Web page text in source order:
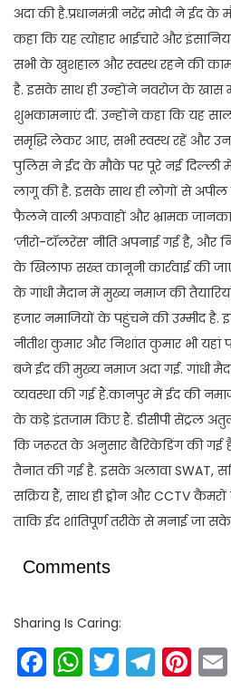
अदा की है.प्रधानमंत्री नरेंद्र मोदी ने
कहा कि यह त्योहार भाईचारे और
सभी के खुशहाल और स्वस्थ रहने की
है. इसके साथ ही उन्होंने नवरोज के खास
शुभकामनाएं दीं. उन्होंने कहा कि यह
समृद्धि लेकर आए, सभी स्वस्थ रहें और
पुलिस ने ईद के मौके पर पूरे नई दिल्ली
लागू की है. इसके साथ ही लोगों से अपील
फैलने वाली अफवाहों और भ्रामक
‘ज़ीरो-टॉलरेंस’ नीति अपनाई गई है,
के खिलाफ सख्त कानूनी कार्रवाई की
के गांधी मैदान में मुख्य नमाज की
हजार नमाजियों के पहुंचने की उम्मीद है.
नीतीश कुमार और निशांत कुमार भी यहां
बजे ईद की मुख्य नमाज अदा गई. गांधी
व्यवस्था की गई हैं.कानपुर में ईद की
के कड़े इंतजाम किए हैं. डीसीपी सेंट्रल
कि जरूरत के अनुसार बैरिकेडिंग की गई
तैनात की गई है. इसके अलावा SWAT,
सक्रिय हैं, साथ ही ड्रोन और CCTV कैमरों
ताकि ईद शांतिपूर्ण तरीके से मनाई जा
Comments
Sharing Is Caring:
Facebook
WhatsApp
Twitter